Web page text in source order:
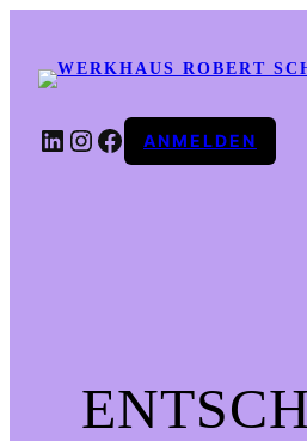
LINKEDIN
INSTAGRAM
FACEBOOK
ANMELDEN